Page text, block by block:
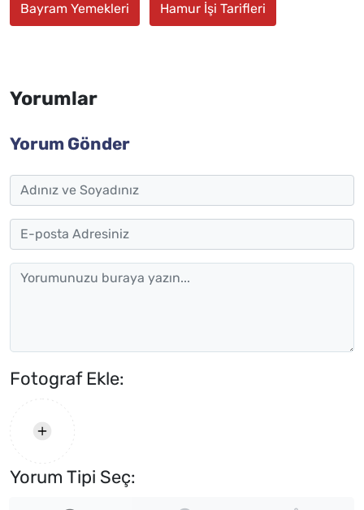
Bayram Yemekleri Hamur İşi Tarifleri
Yorumlar
Yorum Gönder
Fotograf Ekle:
Yorum Tipi Seç: